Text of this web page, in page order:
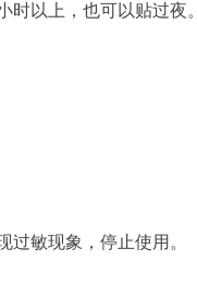
时以上，也可以贴过夜。
过敏现象，停止使用。